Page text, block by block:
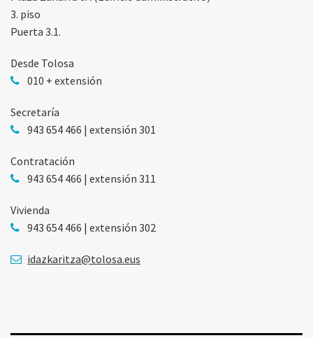
3. piso
Puerta 3.1.
Desde Tolosa
010 + extensión
Secretaría
943 654 466 | extensión 301
Contratación
943 654 466 | extensión 311
Vivienda
943 654 466 | extensión 302
idazkaritza@tolosa.eus